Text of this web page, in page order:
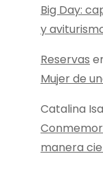
Big Day:
y
Reservas
Mujer de
Catalina
manera